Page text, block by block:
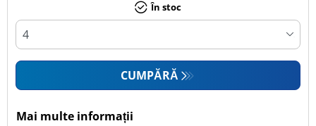
În stoc
CUMPĂRĂ
Mai multe informații